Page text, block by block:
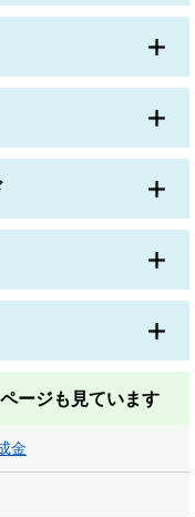
ージも見ています
金